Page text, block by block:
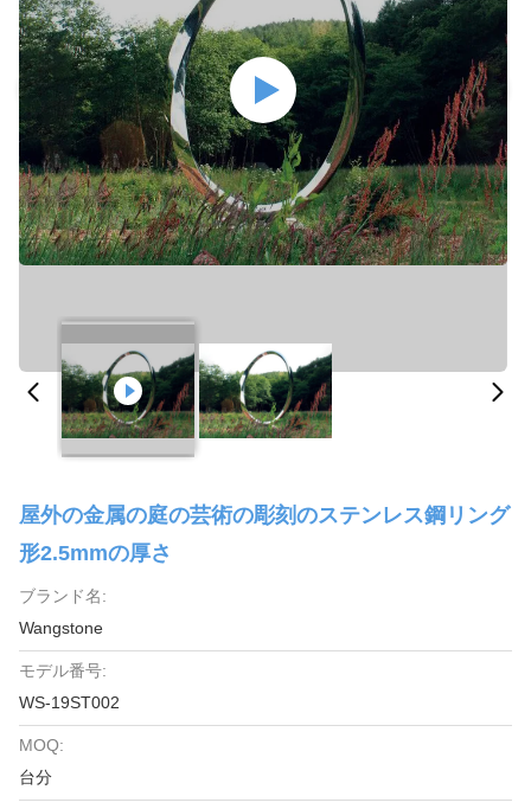
屋外の金属の庭の芸術の彫刻のステンレス鋼リング
形2.5mmの厚さ
ブランド名:
Wangstone
モデル番号:
WS-19ST002
MOQ:
台分